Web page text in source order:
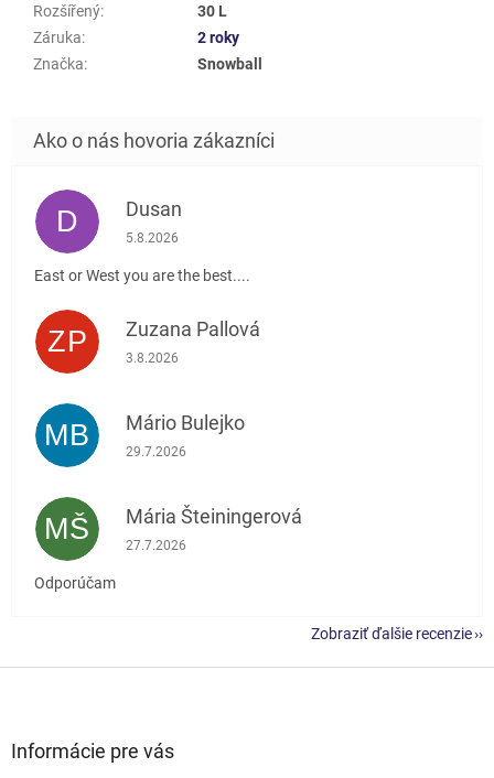
Rozšířený:
30 L
Záruka:
2 roky
Značka: Snowball
D Dusan
Hodnotenie obchodu je 5 z 5 hviezdičiek.
5.8.2026
East or West you are the best....
ZP Zuzana Pallová
Hodnotenie obchodu je 5 z 5 hviezdičiek.
3.8.2026
MB Mário Bulejko
Hodnotenie obchodu je 5 z 5 hviezdičiek.
29.7.2026
MŠ Mária Šteiningerová
Hodnotenie obchodu je 5 z 5 hviezdičiek.
27.7.2026
Odporúčam
Zobraziť ďalšie recenzie
Informácie pre vás